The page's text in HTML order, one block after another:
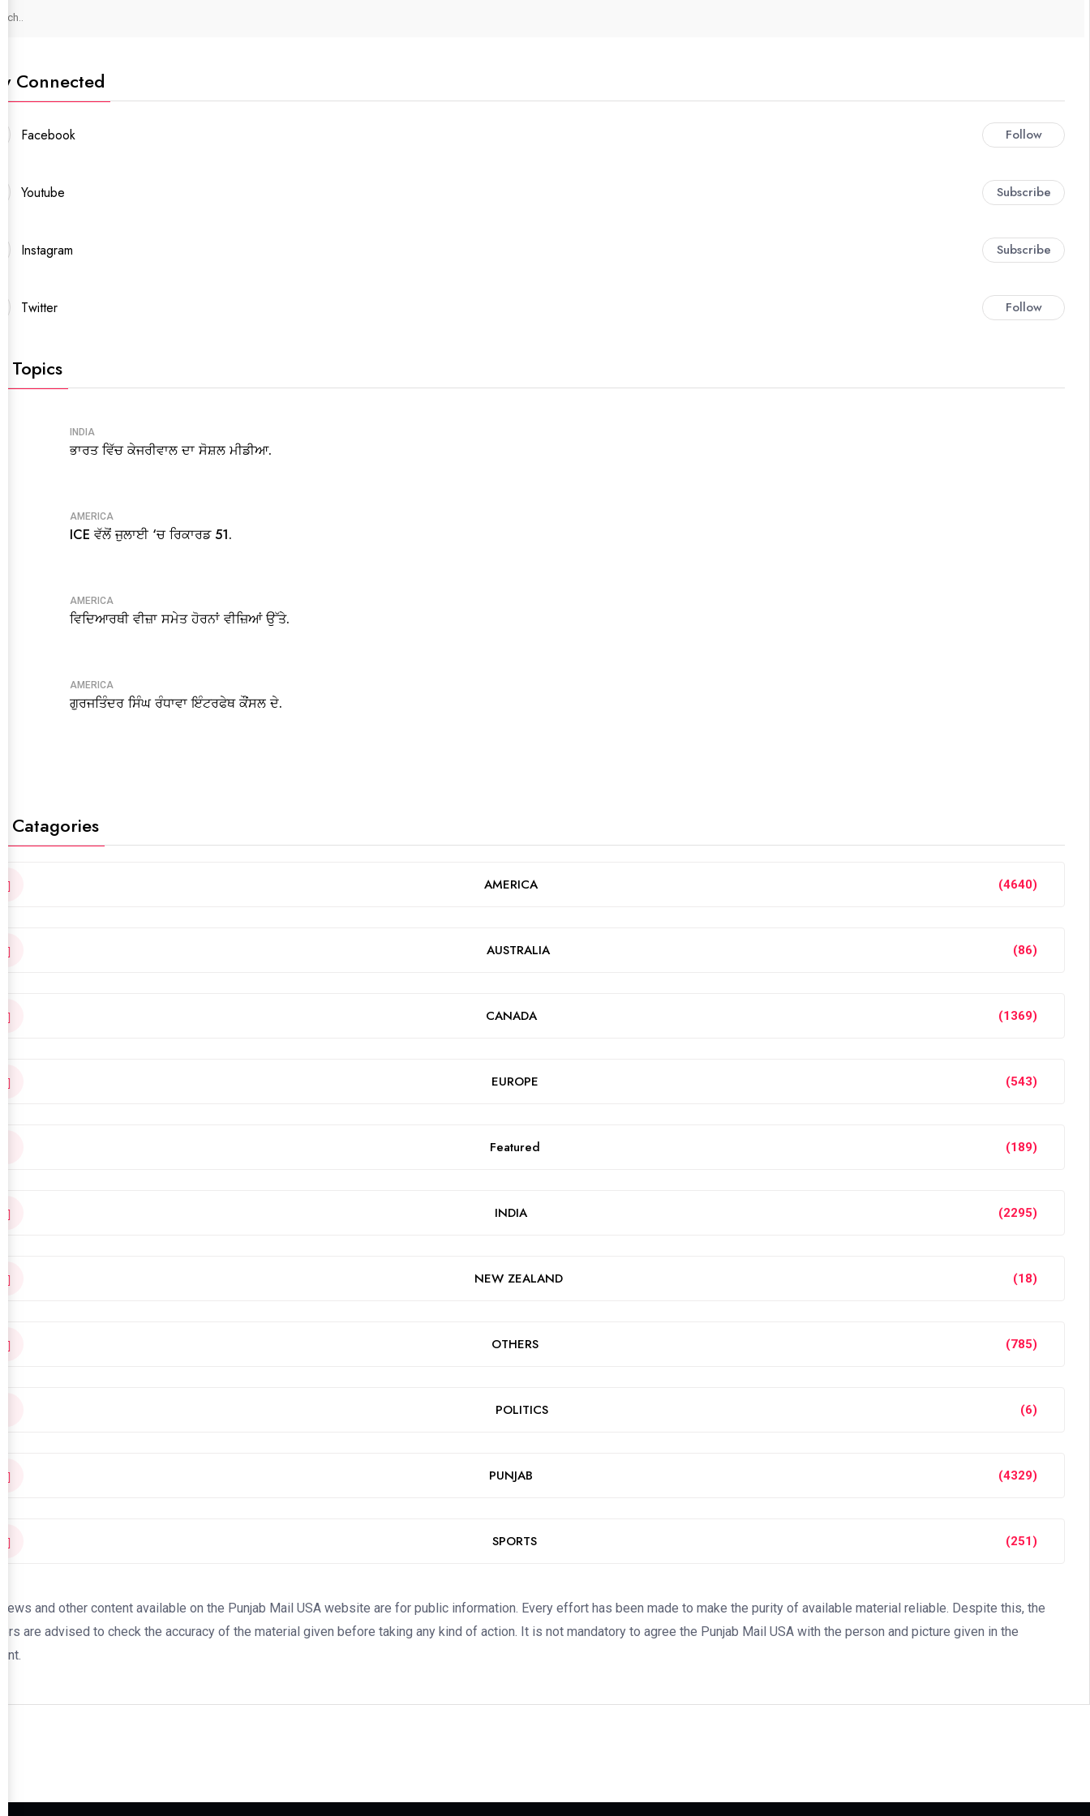
Connected
Facebook Follow
Youtube Subscribe
Instagram Subscribe
Twitter Follow
Topics
INDIA
ਭਾਰਤ ਵਿੱਚ ਕੇਜਰੀਵਾਲ ਦਾ ਸੋਸ਼ਲ ਮੀਡੀਆ.
AMERICA
ICE ਵੱਲੋਂ ਜੁਲਾਈ ‘ਚ ਰਿਕਾਰਡ 51.
AMERICA
ਵਿਦਿਆਰਥੀ ਵੀਜ਼ਾ ਸਮੇਤ ਹੋਰਨਾਂ ਵੀਜ਼ਿਆਂ ਉੱਤੇ.
AMERICA
ਗੁਰਜਤਿੰਦਰ ਸਿੰਘ ਰੰਧਾਵਾ ਇੰਟਰਫੇਥ ਕੌਂਸਲ ਦੇ.
Catagories
AMERICA (4640)
AUSTRALIA (86)
CANADA (1369)
EUROPE (543)
Featured (189)
INDIA (2295)
NEW ZEALAND (18)
OTHERS (785)
POLITICS (6)
PUNJAB (4329)
SPORTS (251)
and other content available on the Punjab Mail USA website are for public information. Every effort has been made to make the purity of available material reliable. Despite this, the
are advised to check the accuracy of the material given before taking any kind of action. It is not mandatory to agree the Punjab Mail USA with the person and picture given in the